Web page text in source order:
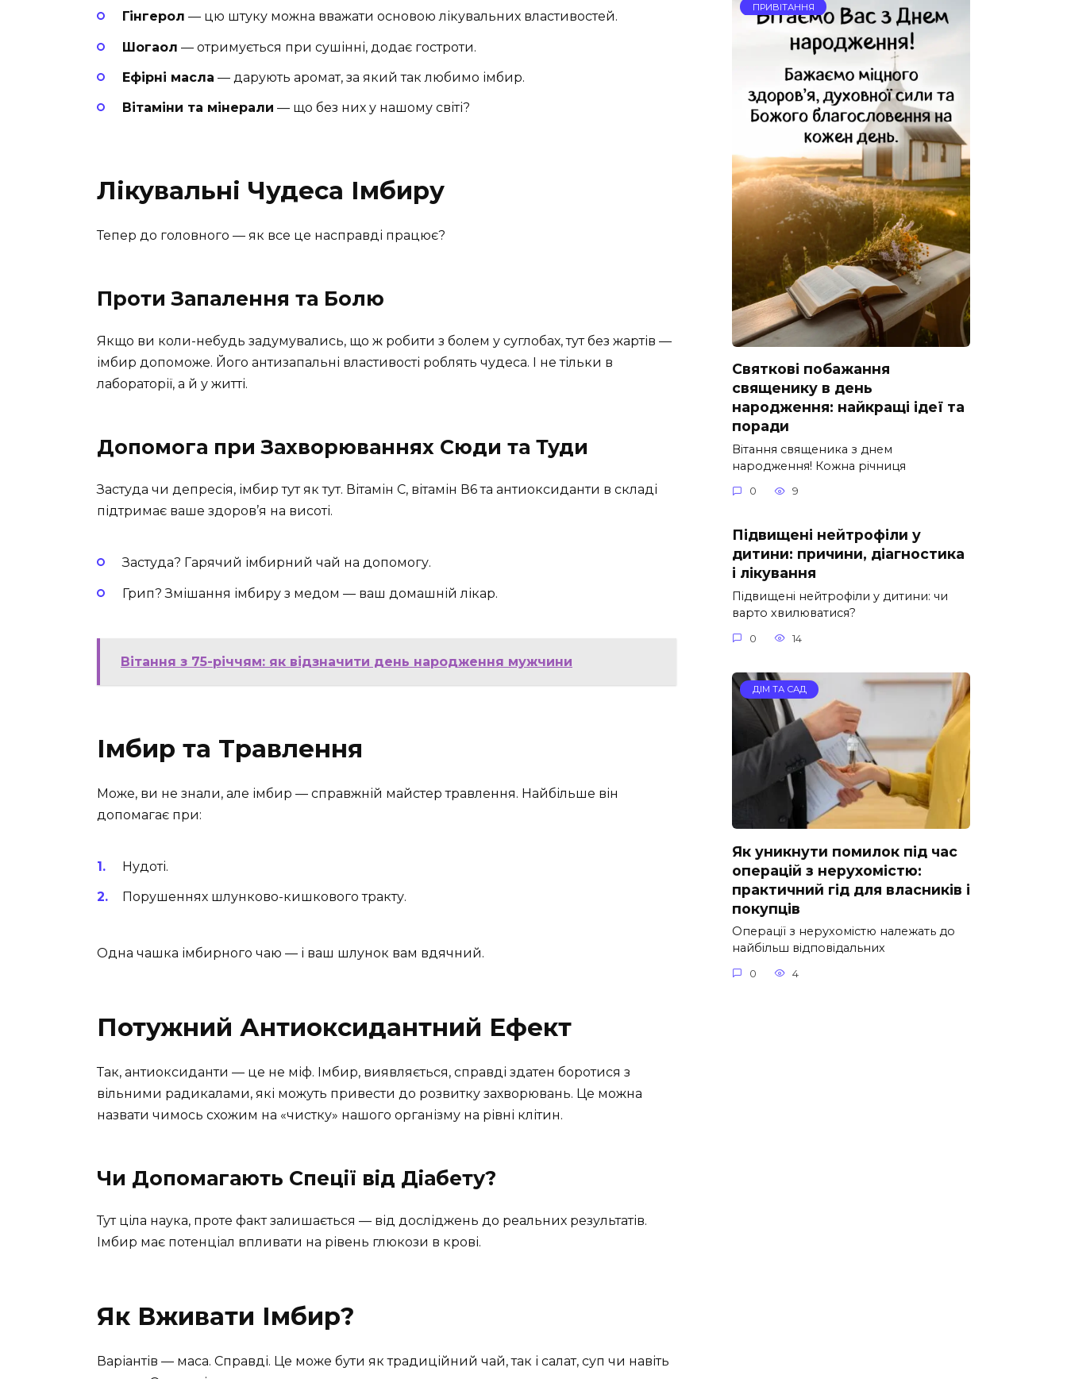
Гінгерол — цю штуку можна вважати основою лікувальних властивостей.
Шогаол — отримується при сушінні, додає гостроти.
Ефірні масла — дарують аромат, за який так любимо імбир.
Вітаміни та мінерали — що без них у нашому світі?
Лікувальні Чудеса Імбиру
Тепер до головного — як все це насправді працює?
Проти Запалення та Болю
Якщо ви коли-небудь задумувались, що ж робити з болем у суглобах, тут без жартів —
імбир допоможе. Його антизапальні властивості роблять чудеса. І не тільки в
лабораторії, а й у житті.
Допомога при Захворюваннях Сюди та Туди
Застуда чи депресія, імбир тут як тут. Вітамін С, вітамін В6 та антиоксиданти в складі
підтримає ваше здоров’я на висоті.
Застуда? Гарячий імбирний чай на допомогу.
Грип? Змішання імбиру з медом — ваш домашній лікар.
Вітання з 75-річчям: як відзначити день народження мужчини
Імбир та Травлення
Може, ви не знали, але імбир — справжній майстер травлення. Найбільше він
допомагає при:
Нудоті.
Порушеннях шлунково-кишкового тракту.
Одна чашка імбирного чаю — і ваш шлунок вам вдячний.
Потужний Антиоксидантний Ефект
Так, антиоксиданти — це не міф. Імбир, виявляється, справді здатен боротися з
вільними радикалами, які можуть привести до розвитку захворювань. Це можна
назвати чимось схожим на «чистку» нашого організму на рівні клітин.
Чи Допомагають Спеції від Діабету?
Тут ціла наука, проте факт залишається — від досліджень до реальних результатів.
Імбир має потенціал впливати на рівень глюкози в крові.
Як Вживати Імбир?
Варіантів — маса. Справді. Це може бути як традиційний чай, так і салат, суп чи навіть
ПРИВІТАННЯ
Святкові побажання
священику в день
народження: найкращі ідеї та
поради
Вітання священика з днем
народження! Кожна річниця
0 9
Підвищені нейтрофіли у
дитини: причини, діагностика
і лікування
Підвищені нейтрофіли у дитини: чи
варто хвилюватися?
0 14
ДІМ ТА САД
Як уникнути помилок під час
операцій з нерухомістю:
практичний гід для власників і
покупців
Операції з нерухомістю належать до
найбільш відповідальних
0 4